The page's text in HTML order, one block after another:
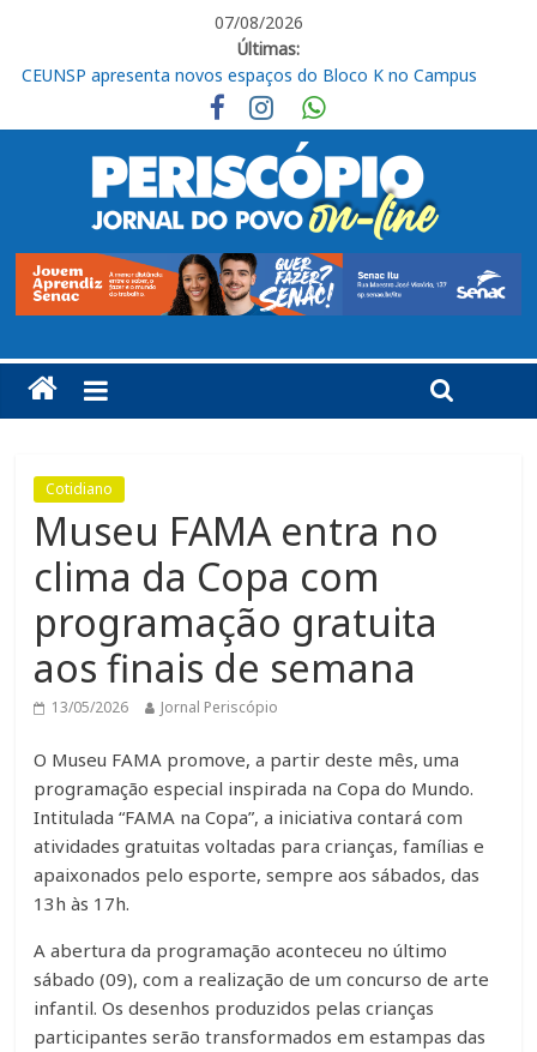
07/08/2026
Últimas:
CEUNSP apresenta novos espaços do Bloco K no Campus
Itu registra alta no Ideb e alcança nota 6,5 nos anos iniciais do
Ensino Fundamental
Fraternidades Franciscanas realizam ação solidária em
benefício do Lar Santo Inácio, em Itu
CIS abre 10 vagas de estágio para estudantes de diversas
áreas em Itu
Livro “Roberto de Francisco, organista em Itu” será lançado
nesta sexta
Cotidiano
Museu FAMA entra no
clima da Copa com
programação gratuita
aos finais de semana
13/05/2026 Jornal Periscópio
O Museu FAMA promove, a partir deste mês, uma
programação especial inspirada na Copa do Mundo.
Intitulada “FAMA na Copa”, a iniciativa contará com
atividades gratuitas voltadas para crianças, famílias e
apaixonados pelo esporte, sempre aos sábados, das
13h às 17h.
A abertura da programação aconteceu no último
sábado (09), com a realização de um concurso de arte
infantil. Os desenhos produzidos pelas crianças
participantes serão transformados em estampas das